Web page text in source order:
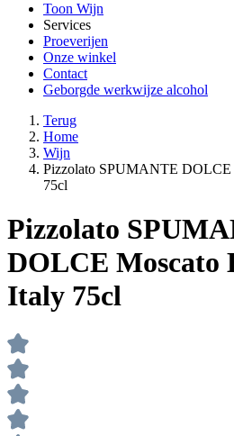
Toon Wijn
Services
Proeverijen
Onze winkel
Contact
Geborgde werkwijze alcohol
Terug
Home
Wijn
Pizzolato SPUMANTE
75cl
Pizzolato
DOLCE Moscato
Italy 75cl